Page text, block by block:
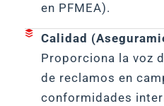
en PFMEA).
Calidad
Proporciona la voz
de reclamos en
conformidades